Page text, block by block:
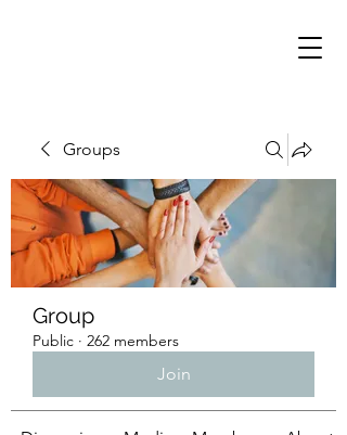
Groups
Group
Public · 262 members
Join